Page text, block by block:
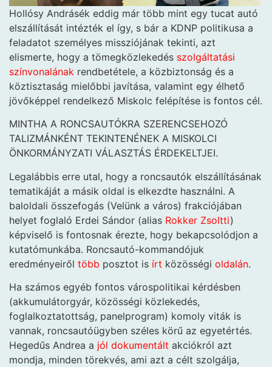
Hollósy Andrásék eddig már több mint egy tucat autó
elszállítását intézték el így, s bár a KDNP politikusa a
feladatot személyes missziójának tekinti, azt
elismerte, hogy a tömegközlekedés szolgáltatási
színvonalának rendbetétele, a közbiztonság és a
köztisztaság mielőbbi javítása, valamint egy élhető
jövőképpel rendelkező Miskolc felépítése is fontos cél.
MINTHA A RONCSAUTÓKRA SZERENCSEHOZÓ
TALIZMÁNKÉNT TEKINTENÉNEK A MISKOLCI
ÖNKORMÁNYZATI VÁLASZTÁS ÉRDEKELTJEI.
Legalábbis erre utal, hogy a roncsautók elszállításának
tematikáját a másik oldal is elkezdte használni. A
baloldali összefogás (Velünk a város) frakciójában
helyet foglaló Erdei Sándor (alias Rokker Zsoltti)
képviselő is fontosnak érezte, hogy bekapcsolódjon a
kutatómunkába. Roncsautó-kommandójuk
eredményeiről több posztot is írt közösségi oldalán.
Ha számos egyéb fontos várospolitikai kérdésben
(akkumulátorgyár, közösségi közlekedés,
foglalkoztatottság, panelprogram) komoly viták is
vannak, roncsautóügyben széles körű az egyetértés.
Hegedűs Andrea a jól dokumentált akciókról azt
mondja, minden törekvés, ami azt a célt szolgálja,